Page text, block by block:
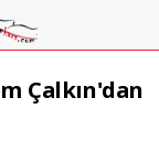
Çalkın'dan